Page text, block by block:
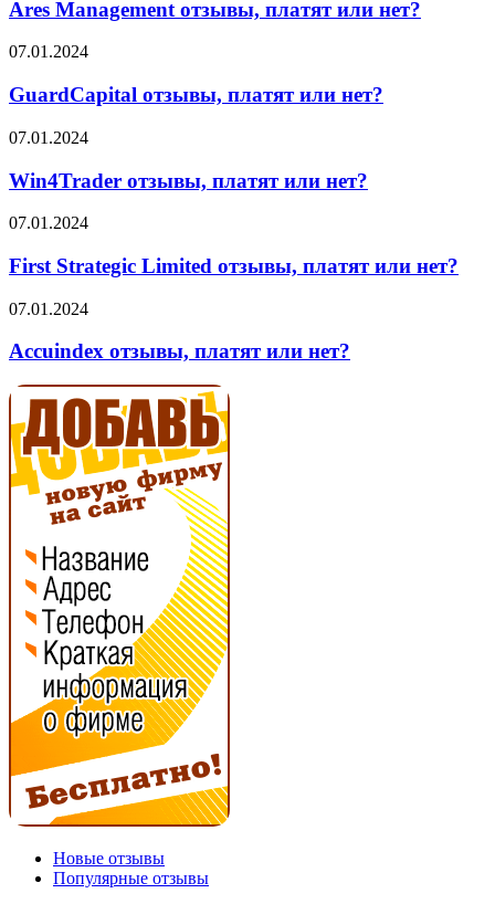
отзывы,
платят
или
Ares Management отзывы, платят или нет?
GuardCapital
платят
или
нет?
07.01.2024
GuardCapital отзывы, платят или нет?
Win4Trader
платят
или
нет?
07.01.2024
Win4Trader отзывы, платят или нет?
First
Limited
отзывы,
платят
или
нет?
07.01.2024
First Strategic Limited отзывы, платят или нет?
Accuindex
платят
нет?
07.01.2024
Accuindex отзывы, платят или нет?
Новые отзывы
Популярные отзывы